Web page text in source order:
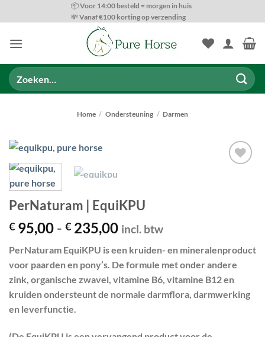
naar
📦 Voor 14:00 besteld = morgen in huis
💸 Vanaf €100 korting op verzending
Zoeken
naar:
Home / Ondersteuning / Darmen
PerNaturam | EquiKPU
€ 95,00 - € 235,00Prijsklasse:
tot
€ 235,00
incl. btw
PerNaturam EquiKPU is een kruiden- en mineralenproduct
voor paarden en pony’s. De formule met onder andere
zink, organische zwavel, vitamine B6, vitamine B12 en
kruiden ondersteunt de normale darmflora, darmwerking
en leverfunctie.